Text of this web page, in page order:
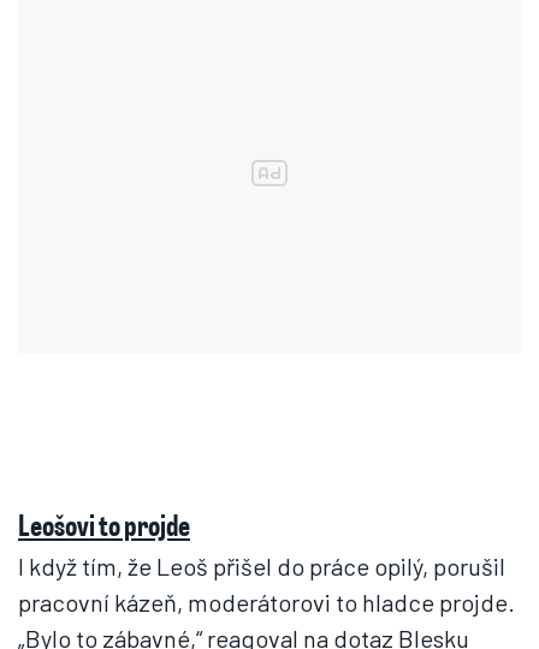
Leošovi to projde
I když tím, že Leoš přišel do práce opilý, porušil
pracovní kázeň, moderátorovi to hladce projde.
„Bylo to zábavné,“ reagoval na dotaz Blesku